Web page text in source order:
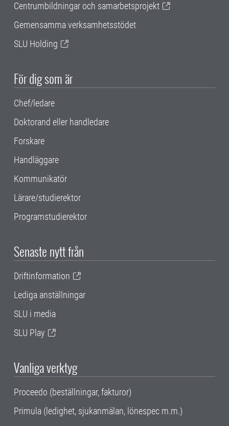
Centrumbildningar och samarbetsprojekt
Gemensamma verksamhetsstödet
SLU Holding
För dig som är
Chef/ledare
Doktorand eller handledare
Forskare
Handläggare
Kommunikatör
Lärare/studierektor
Programstudierektor
Senaste nytt från
Driftinformation
Lediga anställningar
SLU i media
SLU Play
Vanliga verktyg
Proceedo (beställningar, fakturor)
Primula (ledighet, sjukanmälan, lönespec m.m.)